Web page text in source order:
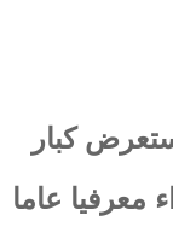
كبار
معرفيا عاما